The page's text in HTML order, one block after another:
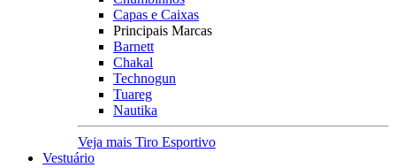
Capas e Caixas
Principais Marcas
Barnett
Chakal
Technogun
Tuareg
Nautika
Veja mais Tiro Esportivo
Vestuário